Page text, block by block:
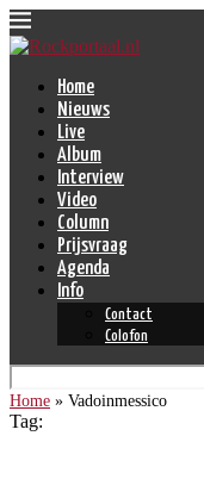
Home
Nieuws
Live
Album
Interview
Video
Column
Prijsvraag
Agenda
Info
Contact
Colofon
Home » Vadoinmessico
Tag: